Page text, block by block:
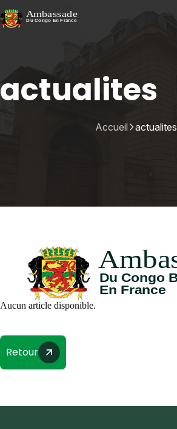
actualites
Accueil actualites
Aucun article disponible.
Retour